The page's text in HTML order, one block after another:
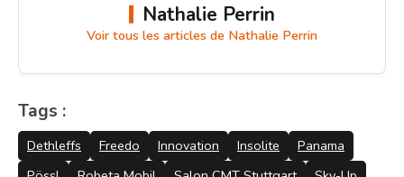
Nathalie Perrin
Voir tous les articles de Nathalie Perrin
Tags :
Dethleffs Freedo Innovation Insolite
Panama